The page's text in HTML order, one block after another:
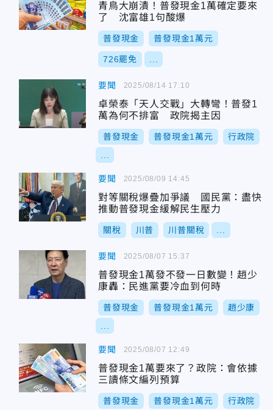
青鳥大崩潰！普發現金1萬確定要來
了 沈富雄1句酸爆
普發現金 普發現金1萬元
726罷免
要聞
卓榮泰「天人交戰」大轉彎！普發1
萬為何不排富 政院揭主因
普發現金 普發現金1萬元 行政院
2025/08/14 17:10
要聞
對等關稅爆疊加爭議 國民黨：盡快
推動普發現金緩解民生壓力
關稅 川普 川普關稅
2025/08/09 14:45
要聞
普發現金1萬發不發一日數變！趙少
康轟：民進黨要冷血到何時
普發現金 普發現金1萬元 趙少康
2025/08/07 15:37
要聞
普發現金1萬要來了？政院：會依據
三讀條文編列預算
普發現金 普發現金1萬元 行政院
2025/08/07 12:49